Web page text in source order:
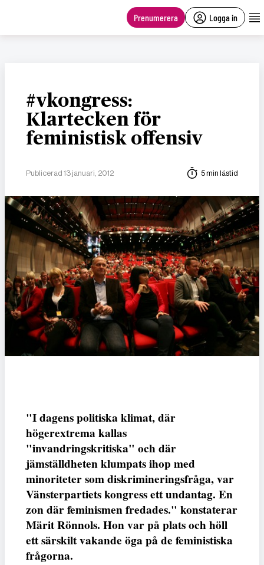
Prenumerera Logga in
#vkongress:
Klartecken för
feministisk offensiv
Publicerad 13 januari, 2012 5 min lästid
"I dagens politiska klimat, där
högerextrema kallas
"invandringskritiska" och där
jämställdheten klumpats ihop med
minoriteter som diskrimineringsfråga, var
Vänsterpartiets kongress ett undantag. En
zon där feminismen fredades." konstaterar
Märit Rönnols. Hon var på plats och höll
ett särskilt vakande öga på de feministiska
frågorna.